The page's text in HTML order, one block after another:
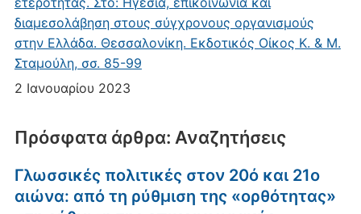
διαμεσολάβηση στους σύγχρονους οργανισμούς
στην Ελλάδα. Θεσσαλονίκη. Εκδοτικός Οίκος Κ. & Μ.
Σταμούλη, σσ. 85-99
2 Ιανουαρίου 2023
Πρόσφατα άρθρα: Αναζητήσεις
Γλωσσικές πολιτικές στον 20ό και 21ο
αιώνα: από τη ρύθμιση της «ορθότητας»